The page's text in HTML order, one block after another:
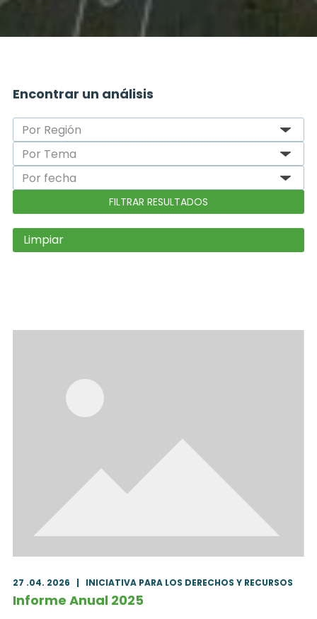
Encontrar un análisis
Limpiar
27 .04. 2026 | INICIATIVA PARA LOS DERECHOS Y RECURSOS
Informe Anual 2025